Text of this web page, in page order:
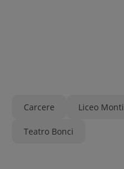
Carcere Liceo Monti
Teatro Bonci